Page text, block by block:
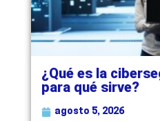
¿Qué es la
para qué sirve?
agosto 5, 2026